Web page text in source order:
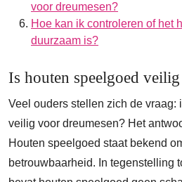
voor dreumesen?
Hoe kan ik controleren of het
duurzaam is?
Is houten speelgoed
Veel ouders stellen zich de vraag:
veilig voor dreumesen? Het
Houten speelgoed staat bekend
betrouwbaarheid. In tegenstelling